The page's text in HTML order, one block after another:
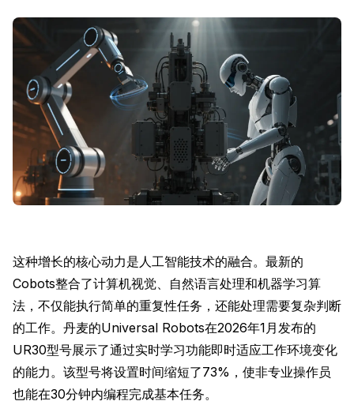
这种增长的核心动力是人工智能技术的融合。最新的
Cobots整合了计算机视觉、自然语言处理和机器学习算
法，不仅能执行简单的重复性任务，还能处理需要复杂判断
的工作。丹麦的Universal Robots在2026年1月发布的
UR30型号展示了通过实时学习功能即时适应工作环境变化
的能力。该型号将设置时间缩短了73%，使非专业操作员
也能在30分钟内编程完成基本任务。